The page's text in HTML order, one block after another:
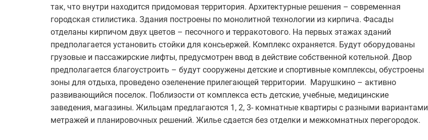
так, что внутри находится придомовая территория. Архитектурные решения – современная
городская стилистика. Здания построены по монолитной технологии из кирпича. Фасады
отделаны кирпичом двух цветов – песочного и терракотового. На первых этажах зданий
предполагается установить стойки для консьержей. Комплекс охраняется. Будут оборудованы
грузовые и пассажирские лифты, предусмотрен ввод в действие собственной котельной. Двор
предполагается благоустроить – будут сооружены детские и спортивные комплексы, обустроены
зоны для отдыха, проведено озеленение прилегающей территории. Марушкино – активно
развивающийся поселок. Поблизости от комплекса есть детские, учебные, медицинские
заведения, магазины. Жильцам предлагаются 1, 2, 3- комнатные квартиры с разными вариантами
метражей и планировочных решений. Жилье сдается без отделки и межкомнатных перегородок.